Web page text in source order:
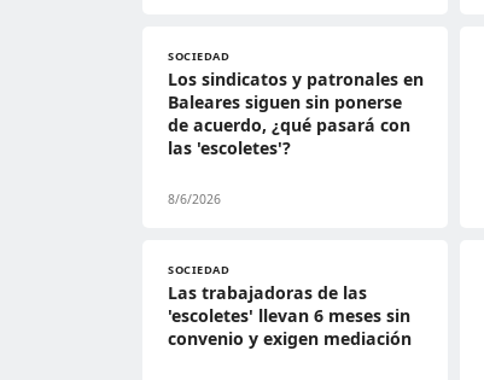
SOCIEDAD
Los sindicatos y patronales en
Baleares siguen sin ponerse
de acuerdo, ¿qué pasará con
las 'escoletes'?
8/6/2026
SOCIEDAD
Las trabajadoras de las
'escoletes' llevan 6 meses sin
convenio y exigen mediación